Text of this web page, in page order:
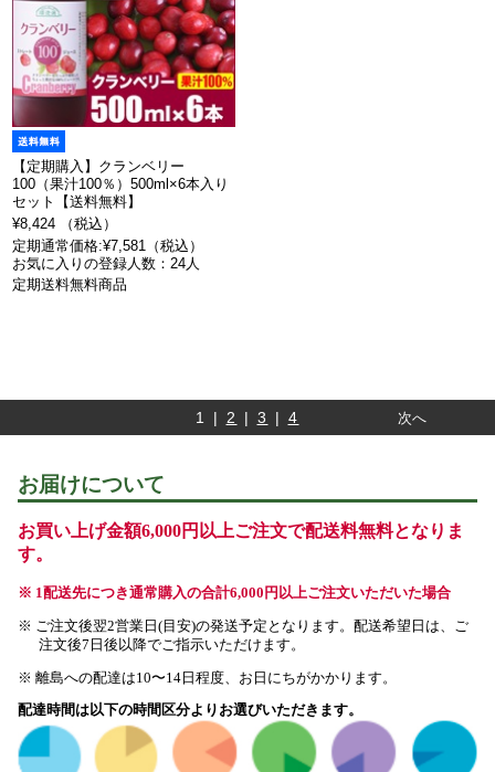
【定期購入】クランベリー
100（果汁100％）500ml×6本入り
セット【送料無料】
¥8,424 （税込）
定期通常価格:¥7,581（税込）
お気に入りの登録人数：24人
定期送料無料商品
1 | 2 | 3 | 4 次へ